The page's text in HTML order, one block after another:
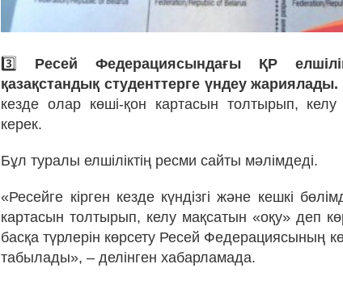
3️⃣ Ресей Федерациясындағы ҚР
қазақстандық студенттерге үндеу жариялады.
кезде олар көші-қон картасын толтырып, келу
керек.
Бұл туралы елшіліктің ресми сайты мәлімдеді.
«Ресейге кірген кезде күндізгі және кешкі
картасын толтырып, келу мақсатын «оқу» деп
басқа түрлерін көрсету Ресей Федерациясының
табылады», – делінген хабарламада.